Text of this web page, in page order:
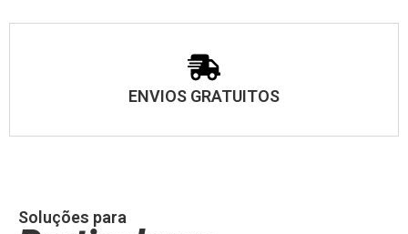
ENVIOS GRATUITOS
Soluções para